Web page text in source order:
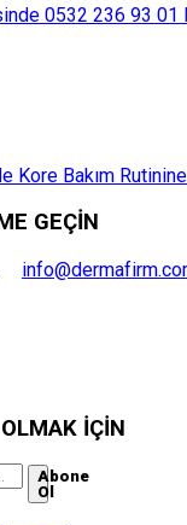
0532 236 93 01
Kore Bakım
GEÇİN
İÇİN
Abone
Ol